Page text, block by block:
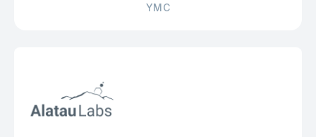
YMC